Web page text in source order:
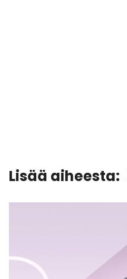
Lisää aiheesta: